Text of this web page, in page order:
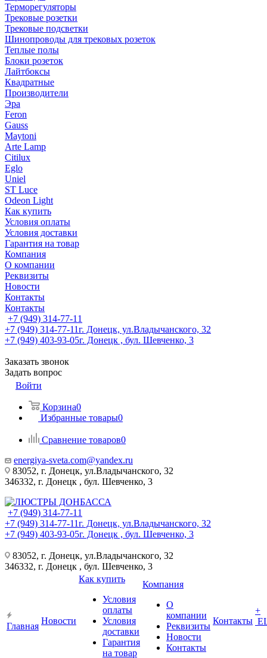
Терморегуляторы
Трековые розетки
Трековые подсветки
Шинопроводы для трековых розеток
Теплые полы
Блоки розеток
Лайтбоксы
Квадратные
Производители
Эра
Feron
Gauss
Maytoni
Arte Lamp
Citilux
Eglo
Uniel
ST Luce
Odeon Light
Как купить
Условия оплаты
Условия доставки
Гарантия на товар
Компания
О компании
Реквизиты
Новости
Контакты
Контакты
+7 (949) 314-77-11
+7 (949) 314-77-11г. Донецк, ул.Владычанского, 32
+7 (949) 403-93-05г. Донецк , бул. Шевченко, 3
Заказать звонок
Задать вопрос
Войти
Корзина0
Избранные товары0
Сравнение товаров0
energiya-sveta.com@yandex.ru
83052, г. Донецк, ул.Владычанского, 32
346332, г. Донецк , бул. Шевченко, 3
+7 (949) 314-77-11
+7 (949) 314-77-11г. Донецк, ул.Владычанского, 32
+7 (949) 403-93-05г. Донецк , бул. Шевченко, 3
83052, г. Донецк, ул.Владычанского, 32
346332, г. Донецк , бул. Шевченко, 3
Главная
Новости
Как купить
Условия
оплаты
Условия
доставки
Гарантия
на товар
Компания
О
компании
Реквизиты
Новости
Контакты
Контакты
+